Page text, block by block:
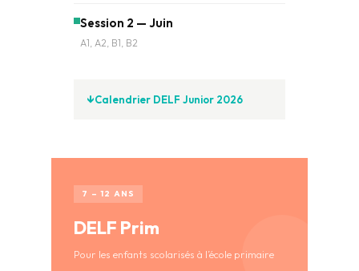
Session 2 — Juin
A1, A2, B1, B2
Calendrier DELF Junior 2026
7 – 12 ANS
DELF Prim
Pour les enfants scolarisés à l’école primaire